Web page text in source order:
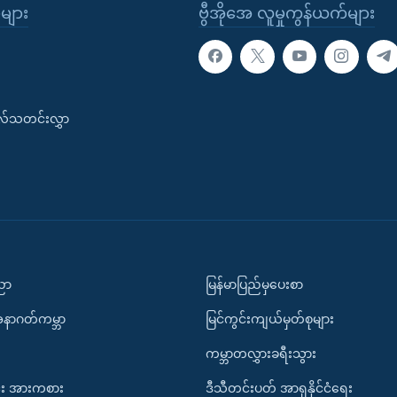
ဗွီအိုအေ လူမှုကွန်ယက်များ
ား
လ်သတင်းလွှာ
ာ
ာဂတ်ကမ္ဘာ
ားကစား
မြန်မာပြည်မှပေးစာ
မြင်ကွင်းကျယ်မှတ်စုများ
ကမ္ဘာတလွှားခရီးသွား
ဒီသီတင်းပတ် အာရှနိုင်ငံရေး